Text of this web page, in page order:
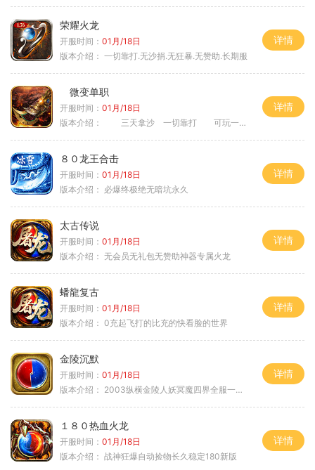
荣耀火龙
开服时间： 01月/18日
版本介绍： 一切靠打.无沙捐.无狂暴.无赞助.长期服
详情
微变单职
开服时间： 01月/18日
版本介绍：
三天拿沙 一切靠打 可玩一年
详情
８０龙王合击
开服时间： 01月/18日
版本介绍： 必爆终极绝无暗坑永久
详情
太古传说
开服时间： 01月/18日
版本介绍： 无会员无礼包无赞助神器专属火龙
详情
蟠龍复古
开服时间： 01月/18日
版本介绍： 0充起飞打的比充的快看脸的世界
详情
金陵沉默
开服时间： 01月/18日
版本介绍： 2003纵横金陵人妖冥魔四界全服一切靠
详情
１８０热血火龙
开服时间： 01月/18日
版本介绍： 战神狂爆自动捡物长久稳定180新版
详情